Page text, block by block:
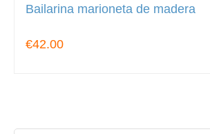
Bailarina marioneta de madera
€42.00